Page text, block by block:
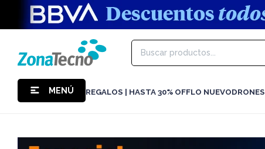
MENÚ REGALOS | HASTA 30% OFFLO NUEVODRONES